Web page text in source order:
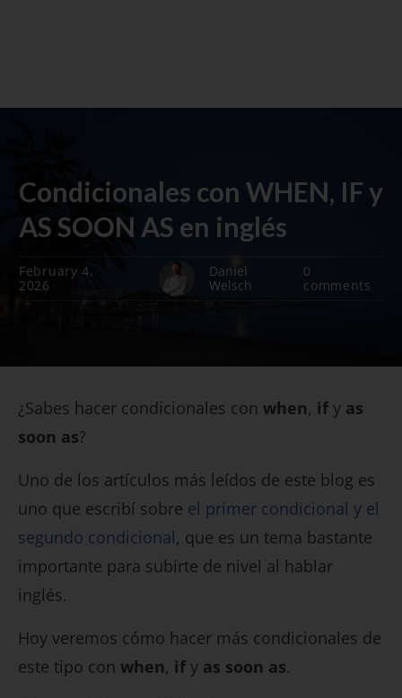
Condicionales con WHEN, IF y
AS SOON AS en inglés
February 4,
2026
Daniel
Welsch
0
comments
¿Sabes hacer condicionales con when, if y as
soon as?
Uno de los artículos más leídos de este blog es
uno que escribí sobre el primer condicional y el
segundo condicional, que es un tema bastante
importante para subirte de nivel al hablar
inglés.
Hoy veremos cómo hacer más condicionales de
este tipo con when, if y as soon as.